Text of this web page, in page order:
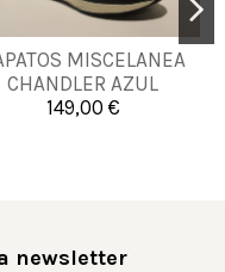
MISCELANEA
CHANDLER AZUL
149,00 €
39 42
Añadir al carrito
newsletter